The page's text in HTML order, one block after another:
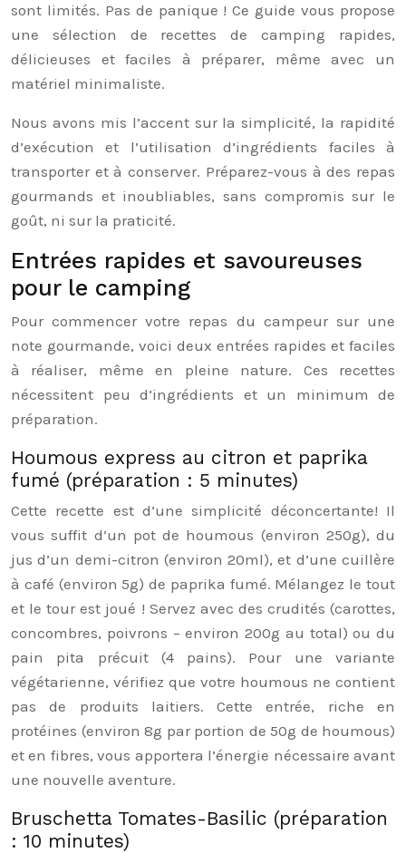
sont limités. Pas de panique ! Ce guide vous propose
une sélection de recettes de camping rapides,
délicieuses et faciles à préparer, même avec un
matériel minimaliste.
Nous avons mis l’accent sur la simplicité, la rapidité
d’exécution et l’utilisation d’ingrédients faciles à
transporter et à conserver. Préparez-vous à des repas
gourmands et inoubliables, sans compromis sur le
goût, ni sur la praticité.
Entrées rapides et savoureuses
pour le camping
Pour commencer votre repas du campeur sur une
note gourmande, voici deux entrées rapides et faciles
à réaliser, même en pleine nature. Ces recettes
nécessitent peu d’ingrédients et un minimum de
préparation.
Houmous express au citron et paprika
fumé (préparation : 5 minutes)
Cette recette est d’une simplicité déconcertante! Il
vous suffit d’un pot de houmous (environ 250g), du
jus d’un demi-citron (environ 20ml), et d’une cuillère
à café (environ 5g) de paprika fumé. Mélangez le tout
et le tour est joué ! Servez avec des crudités (carottes,
concombres, poivrons – environ 200g au total) ou du
pain pita précuit (4 pains). Pour une variante
végétarienne, vérifiez que votre houmous ne contient
pas de produits laitiers. Cette entrée, riche en
protéines (environ 8g par portion de 50g de houmous)
et en fibres, vous apportera l’énergie nécessaire avant
une nouvelle aventure.
Bruschetta Tomates-Basilic (préparation
: 10 minutes)